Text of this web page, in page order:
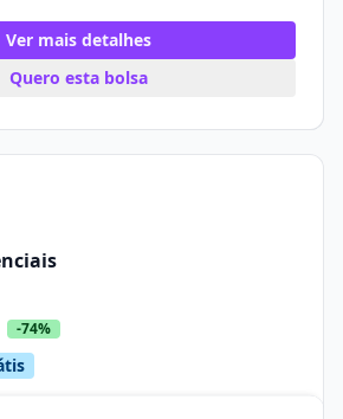
Ver mais detalhes
Quero esta bolsa
-74%